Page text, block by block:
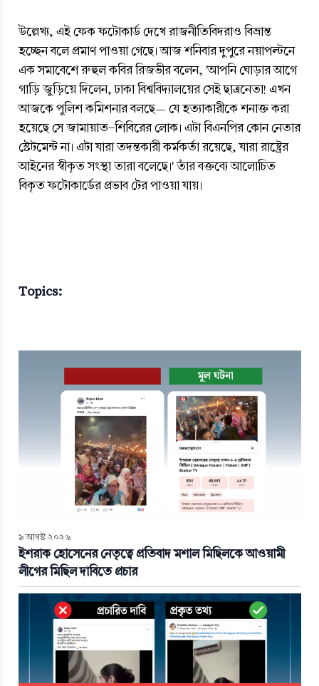
উল্লেখ্য, এই ফেক ফটোকার্ড দেখে রাজনীতিবিদরাও বিভ্রান্ত
হচ্ছেন বলে প্রমাণ পাওয়া গেছে। আজ শনিবার দুপুরে নয়াপল্টনে
এক সমাবেশে রুহুল কবির রিজভীর বলেন, 'আপনি ঘোড়ার আগে
গাড়ি জুড়িয়ে দিলেন, ঢাকা বিশ্ববিদ্যালয়ের সেই ছাত্রনেতা! এখন
আজকে পুলিশ কমিশনার বলছে— যে হত্যাকারীকে শনাক্ত করা
হয়েছে সে জামায়াত-শিবিরের লোক। এটা বিএনপির কোন নেতার
স্টেটমেন্ট না। এটা যারা তদন্তকারী কর্মকর্তা রয়েছে, যারা রাষ্ট্রের
আইনের স্বীকৃত সংস্থা তারা বলেছে।' তাঁর বক্তব্যে আলোচিত
বিকৃত ফটোকার্ডের প্রভাব টের পাওয়া যায়।
Topics:
৯ আগস্ট ২০২৬
ইশরাক হোসেনের নেতৃত্বে প্রতিবাদ মশাল মিছিলকে আওয়ামী
লীগের মিছিল দাবিতে প্রচার